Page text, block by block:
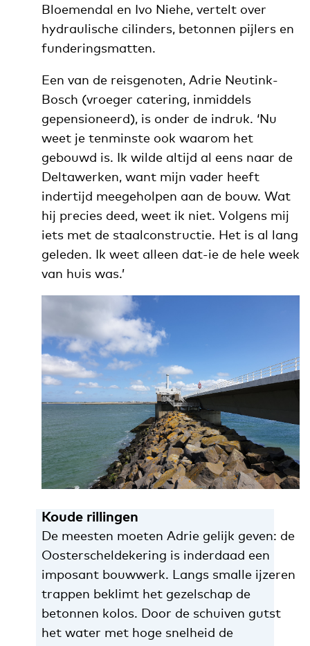
Bloemendal en Ivo Niehe, vertelt over
hydraulische cilinders, betonnen pijlers en
funderingsmatten.
Een van de reisgenoten, Adrie Neutink-
Bosch (vroeger catering, inmiddels
gepensioneerd), is onder de indruk. ‘Nu
weet je tenminste ook waarom het
gebouwd is. Ik wilde altijd al eens naar de
Deltawerken, want mijn vader heeft
indertijd meegeholpen aan de bouw. Wat
hij precies deed, weet ik niet. Volgens mij
iets met de staalconstructie. Het is al lang
geleden. Ik weet alleen dat-ie de hele week
van huis was.’
Koude rillingen
De meesten moeten Adrie gelijk geven: de
Oosterscheldekering is inderdaad een
imposant bouwwerk. Langs smalle ijzeren
trappen beklimt het gezelschap de
betonnen kolos. Door de schuiven gutst
het water met hoge snelheid de